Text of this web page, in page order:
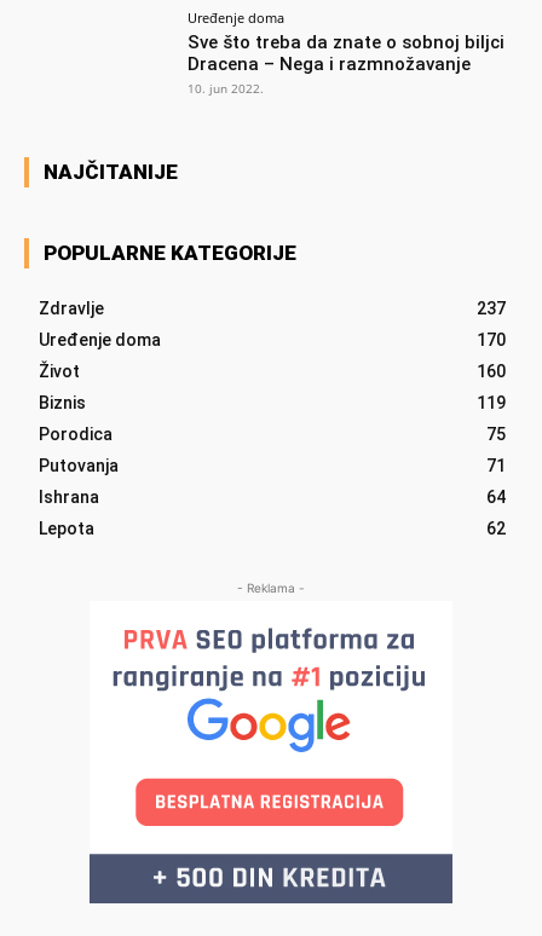
Uređenje doma
Sve što treba da znate o sobnoj biljci
Dracena – Nega i razmnožavanje
10. jun 2022.
NAJČITANIJE
POPULARNE KATEGORIJE
Zdravlje
237
Uređenje doma
170
Život
160
Biznis
119
Porodica
75
Putovanja
71
Ishrana
64
Lepota
62
- Reklama -